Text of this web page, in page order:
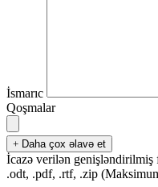
İsmarıc
Qoşmalar
Daha çox əlavə et
İcazə verilən
.odt, .pdf, .rtf, .zip